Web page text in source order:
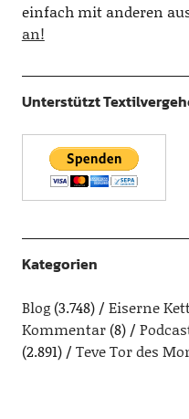
einfach mit anderen
an!
Unterstützt
Kategorien
Blog(3.748) Eiserne
Kommentar(8)
(2.891)
Teve Tor des